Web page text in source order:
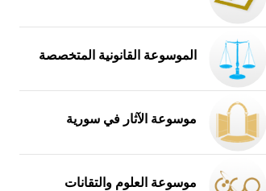
الموسوعة القانونية المتخصصة
موسوعة الآثار في سورية
موسوعة العلوم والتقانات